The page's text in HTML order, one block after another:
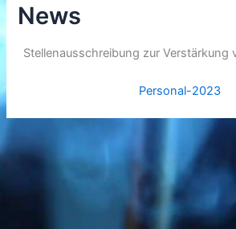
News
Stellenausschreibung zur Verstärkung
Personal-2023